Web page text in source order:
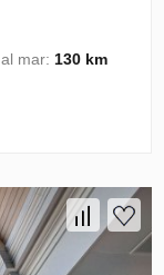
mar: 130 km